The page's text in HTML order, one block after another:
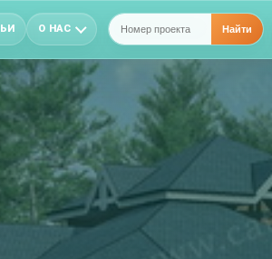
О НАС Найти